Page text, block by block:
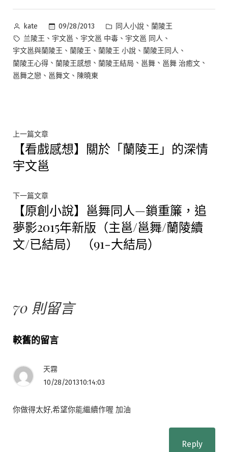
作
者:
kate 09/28/2013
分
類:
同人小說 、 蘭陵王
標
籤:
兰陵王 、 宇文邕 、 宇文邕 中毒 、 宇文邕 同人 、
宇文邕與蘭陵王 、 蘭陵王 、 蘭陵王 小說 、 蘭陵王同人 、
蘭陵王心得 、 蘭陵王感想 、 蘭陵王結局 、 邕舞 、 邕舞 治癒文 、
邕舞之戀 、 邕舞文 、 陳曉東
文
章
覽
上一篇文章上
一
文
【看戲感想】關於「蘭陵王」的深情
宇文邕
下一篇文章下
一
文
章:
【原創小說】邕舞同人—鎖重簾，追
夢影2015年新版（主邕/邕舞/蘭陵續
文/已結局） （91-大結局）
70 則留言
留
言
導
覽
較舊的留言
天霧
10/28/201310:14:03
你做得太好,希望你能繼續作喔 加油
Reply